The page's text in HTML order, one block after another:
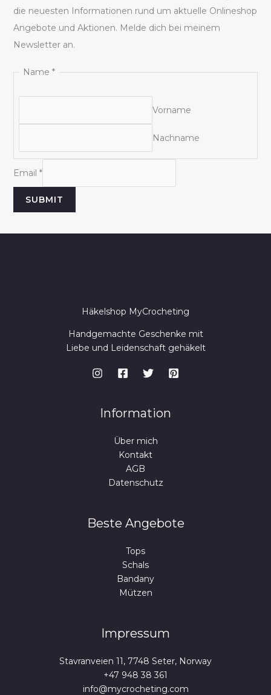
die neuesten Informationen rund um aktuelle Onlineshop
Angebote und Aktionen. Melde dich bei meinem
Newsletter an.
Name*
Vorname
Nachname
N
a
E
Email *
SUBMIT
Häkelshop MyCrocheting
Handgemachte Geschenke mit
Liebe und Leidenschaft gehäkelt
Information
Über mich
Kontakt
AGB
Datenschutz
Beste Angebote
Tops
Schals
Bandany
Mützen
Impressum
Stavranveien 11, 7748 Seter, Norway
+47 948 38 361
info@mycrocheting.com